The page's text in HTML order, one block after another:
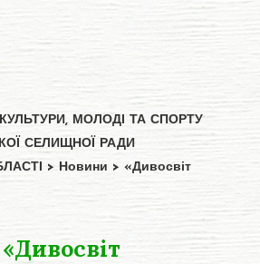
КУЛЬТУРИ, МОЛОДІ ТА СПОРТУ
СЕЛИЩНОЇ РАДИ
> Новини > «Дивосвіт
«Дивосвіт